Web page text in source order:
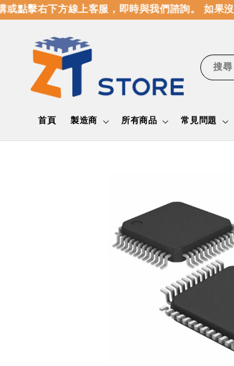
點擊右下方線上客服，即時與我們諮詢。 如果沒
搜尋
首頁 製造商 所有商品 常見問題